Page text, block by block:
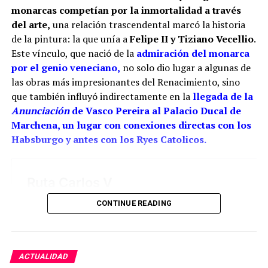
Por tanto, más que buscar una sola mano, resulta
más correcto hablar del taller de los Ríos. Cristóbal
habría transmitido el oficio a sus hijos, mientras
Juan fue adquiriendo progresivamente mayor
responsabilidad artística. La reja del coro pudo ser
una obra de juventud realizada bajo la dirección o
con la colaboración paterna. Los documentos
conservan las dos perspectivas: las cuentas
parroquiales relacionan el encargo con Cristóbal y
los pagos finales con sus herederos; el expediente
La reja de San Juan demuestra hasta dónde llegó
aquella familia. Su decoración calada, los
en una especie de joyero monumental. El hierro
monarcas competían por la inmortalidad a través
del arte, una relación trascendental marcó la historia
de la pintura: la que unía aFelipe II y Tiziano Vecellio.
Este vínculo, que nació de la admiración del monarca
por el genio veneciano, no solo dio lugar a algunas de
las obras más impresionantes del Renacimiento, sino
que también influyó indirectamente en lallegada de la
Anunciaciónde Vasco Pereira al Palacio Ducal de
Marchena, un lugar con conexiones directas con los
Habsburgo y antes con los Ryes Catolicos.
CONTINUE READING
ACTUALIDAD